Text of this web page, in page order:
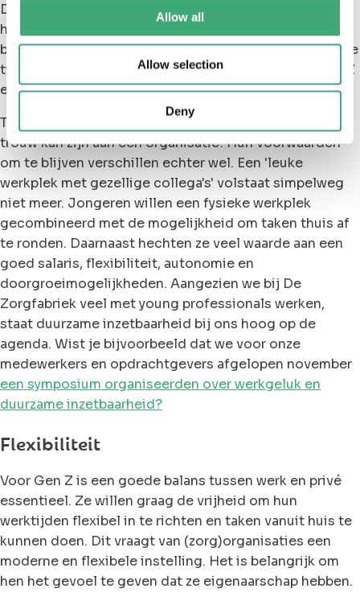
Allow all
Allow selection
Deny
De nieuwe generatie stroomt de arbeidsmarkt op en
het is belangrijker dan ooit om medewerkers te
behouden. Want terwijl oudere generaties vaak langere
tijd bij dezelfde werkgever blijven plakken, staat Gen Z
erom bekend sneller van baan te wisselen.
Toch zien we bij De Zorgfabriek dat Gen Z wel degelijk
trouw kan zijn aan een organisatie! Hun voorwaarden
om te blijven verschillen echter wel. Een 'leuke
werkplek met gezellige collega's' volstaat simpelweg
niet meer. Jongeren willen een fysieke werkplek
gecombineerd met de mogelijkheid om taken thuis af
te ronden. Daarnaast hechten ze veel waarde aan een
goed salaris, flexibiliteit, autonomie en
doorgroeimogelijkheden. Aangezien we bij De
Zorgfabriek veel met young professionals werken,
staat duurzame inzetbaarheid bij ons hoog op de
agenda. Wist je bijvoorbeeld dat we voor onze
medewerkers en opdrachtgevers afgelopen november
een symposium organiseerden over werkgeluk en
duurzame inzetbaarheid?
Flexibiliteit
Voor Gen Z is een goede balans tussen werk en privé
essentieel. Ze willen graag de vrijheid om hun
werktijden flexibel in te richten en taken vanuit huis te
kunnen doen. Dit vraagt van (zorg)organisaties een
moderne en flexibele instelling. Het is belangrijk om
hen het gevoel te geven dat ze eigenaarschap hebben.